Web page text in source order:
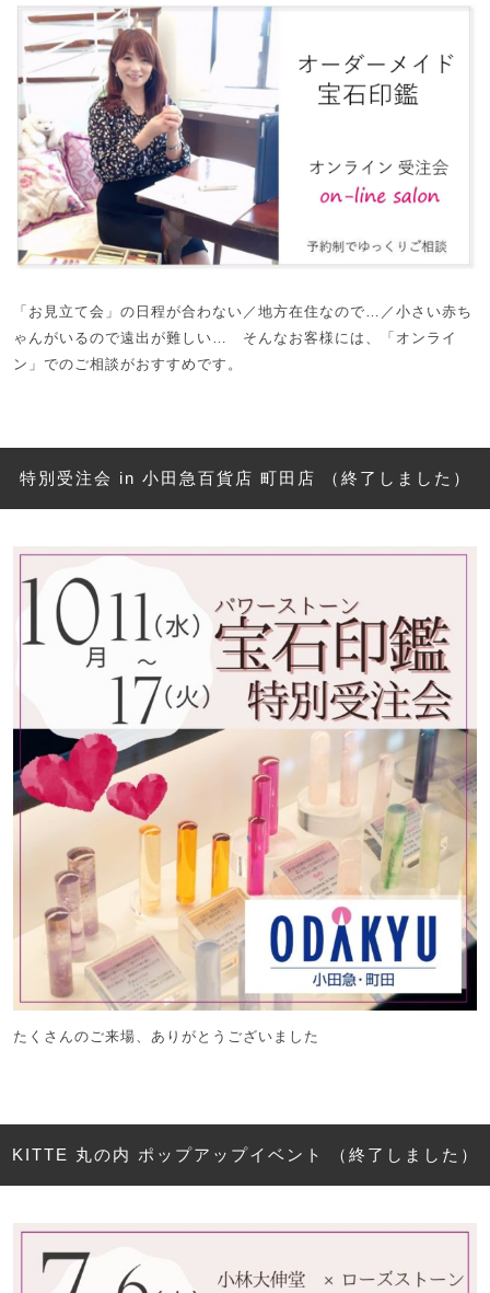
「お見立て会」の日程が合わない／地方在住なので…／小さい赤ち
ゃんがいるので遠出が難しい… そんなお客様には、「オンライ
ン」でのご相談がおすすめです。
特別受注会 in 小田急百貨店 町田店 （終了しました）
たくさんのご来場、ありがとうございました
KITTE 丸の内 ポップアップイベント （終了しました）